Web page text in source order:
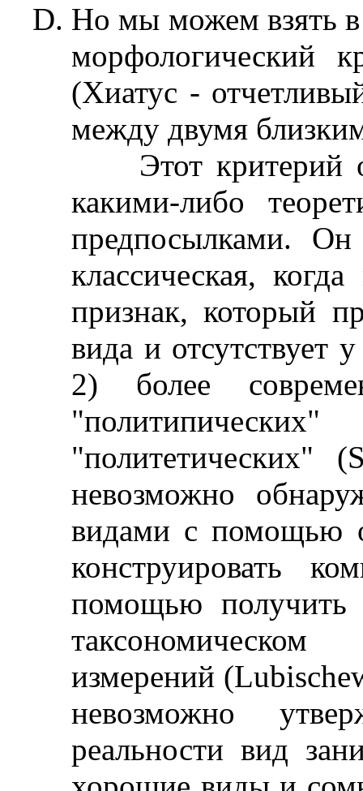
Но мы можем взять в
морфологический
(Хиатус -
между двумя
Этот критерий
какими-либо
предпосылками.
классическая,
признак, который
вида и отсутствует
2) более
"политетических"
невозможно
видами с помощью
конструировать
помощью получить
таксономическом
измерений
невозможно
реальности вид